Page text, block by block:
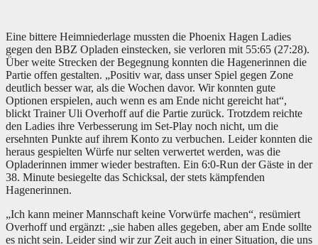
Eine bittere Heimniederlage mussten die Phoenix Hagen Ladies
gegen den BBZ Opladen einstecken, sie verloren mit 55:65 (27:28).
Über weite Strecken der Begegnung konnten die Hagenerinnen die
Partie offen gestalten. „Positiv war, dass unser Spiel gegen Zone
deutlich besser war, als die Wochen davor. Wir konnten gute
Optionen erspielen, auch wenn es am Ende nicht gereicht hat“,
blickt Trainer Uli Overhoff auf die Partie zurück. Trotzdem reichte
den Ladies ihre Verbesserung im Set-Play noch nicht, um die
ersehnten Punkte auf ihrem Konto zu verbuchen. Leider konnten die
heraus gespielten Würfe nur selten verwertet werden, was die
Opladerinnen immer wieder bestraften. Ein 6:0-Run der Gäste in der
38. Minute besiegelte das Schicksal, der stets kämpfenden
Hagenerinnen.
„Ich kann meiner Mannschaft keine Vorwürfe machen“, resümiert
Overhoff und ergänzt: „sie haben alles gegeben, aber am Ende sollte
es nicht sein. Leider sind wir zur Zeit auch in einer Situation, die uns